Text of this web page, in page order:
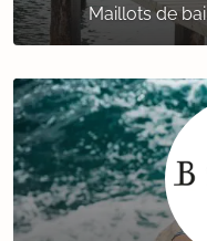
Maillots de